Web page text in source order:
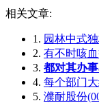
相关文章:
1. 园林中式
2. 有不时咳
3. 都对其办
4. 每个部门
5. 濮耐股份